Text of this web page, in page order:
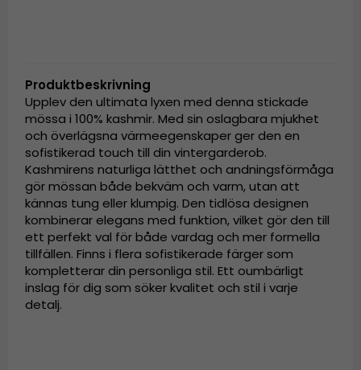
Produktbeskrivning
Upplev den ultimata lyxen med denna stickade
mössa i 100% kashmir. Med sin oslagbara mjukhet
och överlägsna värmeegenskaper ger den en
sofistikerad touch till din vintergarderob.
Kashmirens naturliga lätthet och andningsförmåga
gör mössan både bekväm och varm, utan att
kännas tung eller klumpig. Den tidlösa designen
kombinerar elegans med funktion, vilket gör den till
ett perfekt val för både vardag och mer formella
tillfällen. Finns i flera sofistikerade färger som
kompletterar din personliga stil. Ett oumbärligt
inslag för dig som söker kvalitet och stil i varje
detalj.